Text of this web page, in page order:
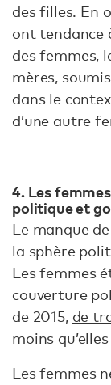
des filles. En
ont tendance
des femmes,
mères,
dans le
d’une autre
4. Les
politique et
Le manque
la sphère
Les femmes
couverture
de 2015, de
moins
Les femmes